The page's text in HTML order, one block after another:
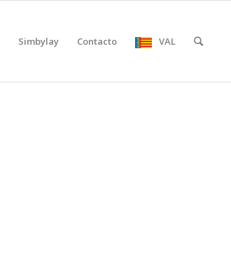
Simbylay Contacto VAL